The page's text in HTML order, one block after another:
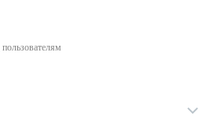
пользователям